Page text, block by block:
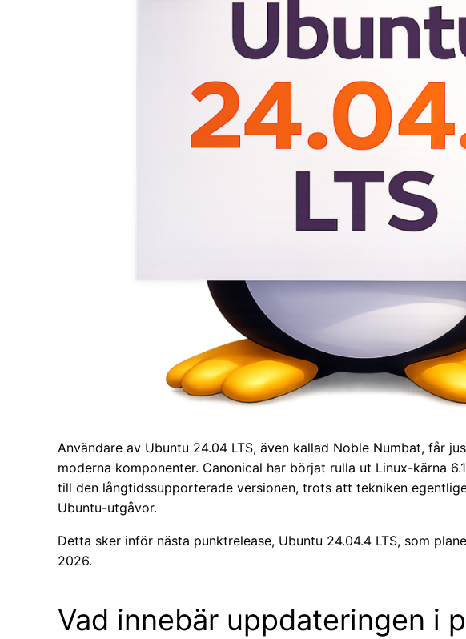
Användare av Ubuntu 24.04 LTS, även kallad Noble Numbat, får
moderna komponenter. Canonical har börjat rulla ut Linux-kärna
till den långtidssupporterade versionen, trots att tekniken
Ubuntu-utgåvor.
Detta sker inför nästa punktrelease, Ubuntu 24.04.4 LTS, som
2026.
Vad innebär uppdateringen i